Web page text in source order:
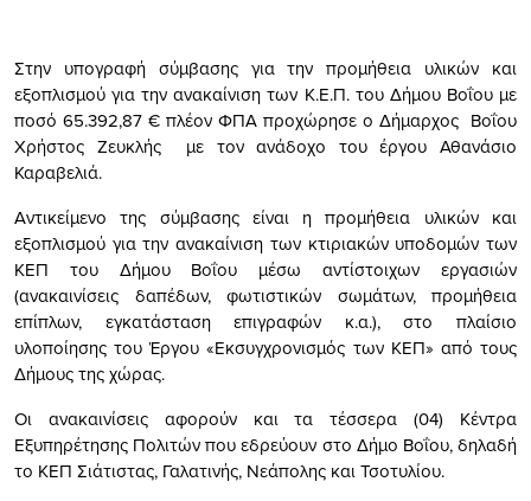
Στην υπογραφή σύμβασης για την προμήθεια υλικών και
εξοπλισμού για την ανακαίνιση των Κ.Ε.Π. του Δήμου Βοΐου με
ποσό 65.392,87 € πλέον ΦΠΑ προχώρησε ο Δήμαρχος Βοΐου
Χρήστος Ζευκλής με τον ανάδοχο του έργου Αθανάσιο
Καραβελιά.
Αντικείμενο της σύμβασης είναι η προμήθεια υλικών και
εξοπλισμού για την ανακαίνιση των κτιριακών υποδομών των
ΚΕΠ του Δήμου Βοΐου μέσω αντίστοιχων εργασιών
(ανακαινίσεις δαπέδων, φωτιστικών σωμάτων, προμήθεια
επίπλων, εγκατάσταση επιγραφών κ.α.), στο πλαίσιο
υλοποίησης του Έργου «Εκσυγχρονισμός των ΚΕΠ» από τους
Δήμους της χώρας.
Οι ανακαινίσεις αφορούν και τα τέσσερα (04) Κέντρα
Εξυπηρέτησης Πολιτών που εδρεύουν στο Δήμο Βοΐου, δηλαδή
το ΚΕΠ Σιάτιστας, Γαλατινής, Νεάπολης και Τσοτυλίου.